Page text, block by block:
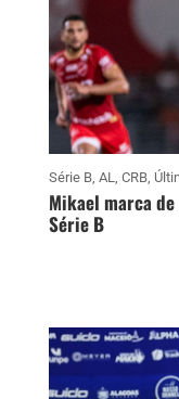
Série B, AL CRB,
Mikael marca de
Série B